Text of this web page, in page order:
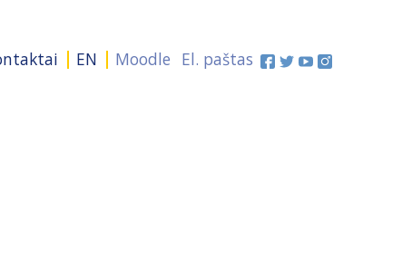
EN Moodle El. paštas